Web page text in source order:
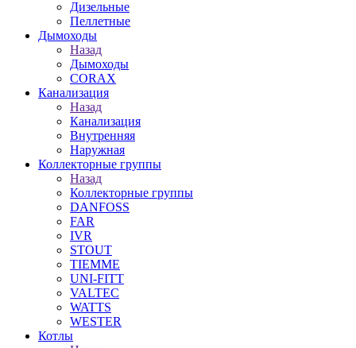
Дизельные
Пеллетные
Дымоходы
Назад
Дымоходы
CORAX
Канализация
Назад
Канализация
Внутренняя
Наружная
Коллекторные группы
Назад
Коллекторные группы
DANFOSS
FAR
IVR
STOUT
TIEMME
UNI-FITT
VALTEC
WATTS
WESTER
Котлы